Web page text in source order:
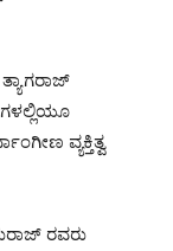
ವ್ಯಕ್ತಿತ್ವ
ರವರು